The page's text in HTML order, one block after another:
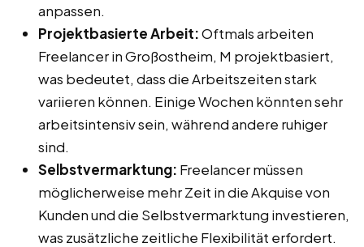
anpassen.
Projektbasierte Arbeit:Oftmals arbeiten
Freelancer in Großostheim, M projektbasiert,
was bedeutet, dass die Arbeitszeiten stark
variieren können. Einige Wochen könnten sehr
arbeitsintensiv sein, während andere ruhiger
sind.
Selbstvermarktung: Freelancer müssen
möglicherweise mehr Zeit in die Akquise von
Kunden und die Selbstvermarktung investieren,
was zusätzliche zeitliche Flexibilität erfordert.